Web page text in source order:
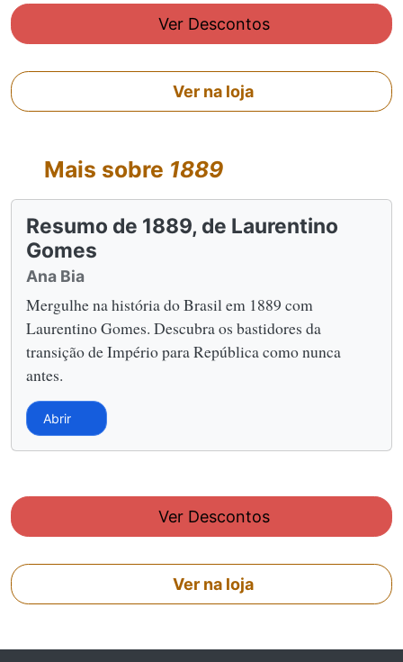
Ver Descontos
Ver na loja
Mais sobre 1889
Resumo de 1889, de Laurentino
Gomes
Ana Bia
Mergulhe na história do Brasil em 1889 com
Laurentino Gomes. Descubra os bastidores da
transição de Império para República como nunca
antes.
Abrir
Ver Descontos
Ver na loja